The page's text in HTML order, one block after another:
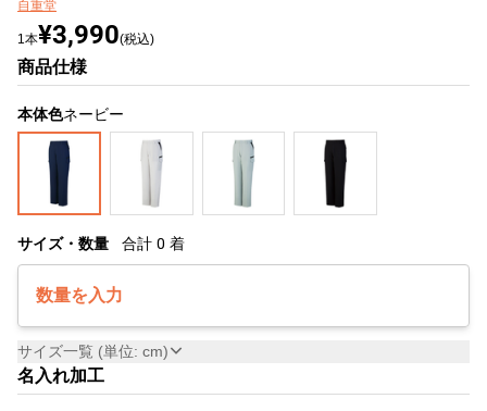
自重堂
1本¥3,990(税込)
商品仕様
本体色ネービー
サイズ・数量 合計 0 着
数量を入力
サイズ一覧 (単位: cm)
名入れ加工